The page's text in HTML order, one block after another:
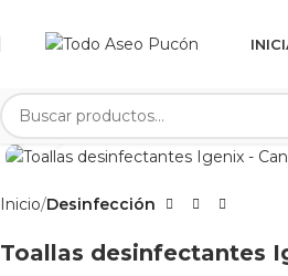
Clic para agrandar
Inicio Desinfección
Toallas desinfectantes